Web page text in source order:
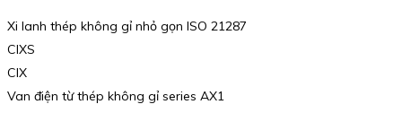
Xi lanh thép không gỉ nhỏ gọn ISO 21287
CIXS
CIX
Van điện từ thép không gỉ series AX1